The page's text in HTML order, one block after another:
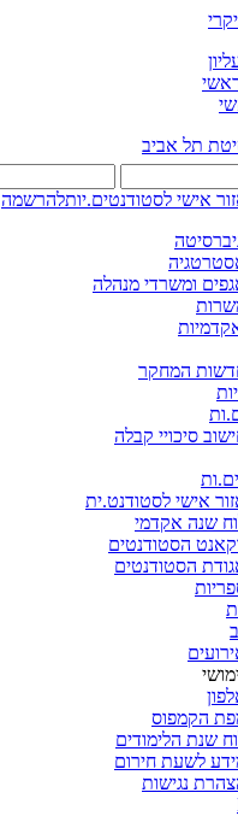
אישי לסטודנטים.יותלהרשמה
ומשרדי מנהלה
המחקר
סיכויי קבלה
אישי לסטודנט.ית
שנה אקדמי
הסטודנטים
הסטודנטים
הקמפוס
שנת הלימודים
לשעת חירום
נגישות